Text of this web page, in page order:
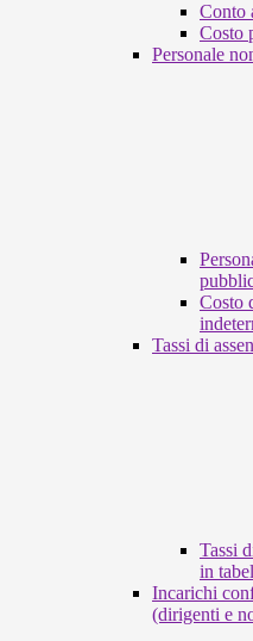
Conto
Costo
Personale
Costo
Tassi di
Tassi
in
Incarichi
(dirigenti e